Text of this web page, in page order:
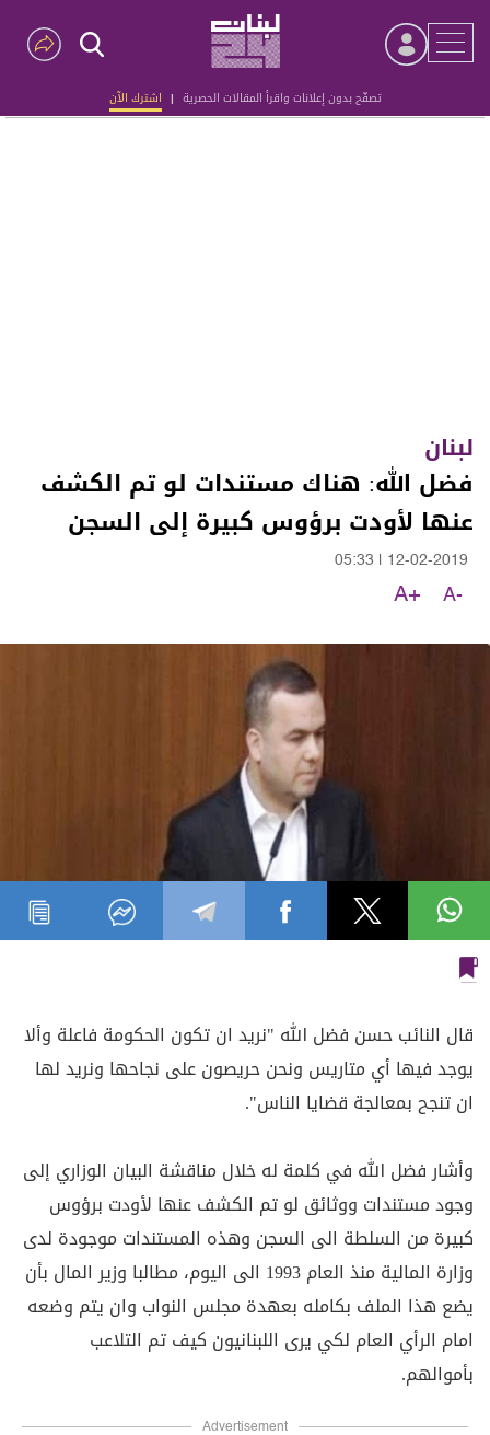
تصفّح بدون إعلانات واقرأ المقالات الحصرية | اشترك الآن
Advertisement
لبنان
فضل الله: هناك مستندات لو تم الكشف
عنها لأودت برؤوس كبيرة إلى السجن
12-02-2019
05:33
A-
A+
قال النائب حسن فضل الله "نريد ان تكون الحكومة فاعلة وألا
يوجد فيها أي متاريس ونحن حريصون على نجاحها ونريد لها
ان تنجح بمعالجة قضايا الناس".
وأشار فضل الله في كلمة له خلال مناقشة البيان الوزاري إلى
وجود مستندات ووثائق لو تم الكشف عنها لأودت برؤوس
كبيرة من السلطة الى السجن وهذه المستندات موجودة لدى
وزارة المالية منذ العام 1993 الى اليوم، مطالبا وزير المال بأن
يضع هذا الملف بكامله بعهدة مجلس النواب وان يتم وضعه
امام الرأي العام لكي يرى اللبنانيون كيف تم التلاعب
بأموالهم.
Advertisement